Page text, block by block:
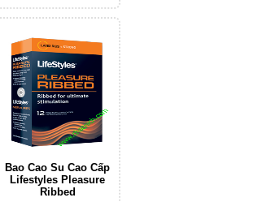
Bao Cao Su Cao Cấp
Lifestyles Pleasure
Ribbed